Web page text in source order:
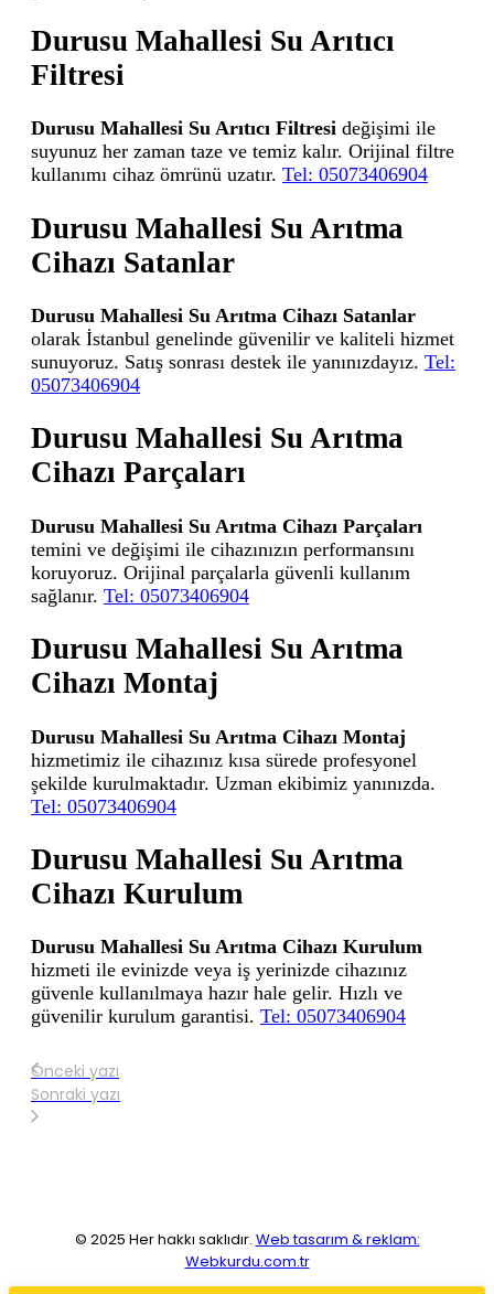
Durusu Mahallesi Su Arıtıcı
Filtresi
Durusu Mahallesi Su Arıtıcı Filtresi değişimi ile
suyunuz her zaman taze ve temiz kalır. Orijinal filtre
kullanımı cihaz ömrünü uzatır. Tel: 05073406904
Durusu Mahallesi Su Arıtma
Cihazı Satanlar
Durusu Mahallesi Su Arıtma Cihazı Satanlar
olarak İstanbul genelinde güvenilir ve kaliteli hizmet
sunuyoruz. Satış sonrası destek ile yanınızdayız. Tel:
05073406904
Durusu Mahallesi Su Arıtma
Cihazı Parçaları
Durusu Mahallesi Su Arıtma Cihazı Parçaları
temini ve değişimi ile cihazınızın performansını
koruyoruz. Orijinal parçalarla güvenli kullanım
sağlanır. Tel: 05073406904
Durusu Mahallesi Su Arıtma
Cihazı Montaj
Durusu Mahallesi Su Arıtma Cihazı Montaj
hizmetimiz ile cihazınız kısa sürede profesyonel
şekilde kurulmaktadır. Uzman ekibimiz yanınızda.
Tel: 05073406904
Durusu Mahallesi Su Arıtma
Cihazı Kurulum
Durusu Mahallesi Su Arıtma Cihazı Kurulum
hizmeti ile evinizde veya iş yerinizde cihazınız
güvenle kullanılmaya hazır hale gelir. Hızlı ve
güvenilir kurulum garantisi. Tel: 05073406904
Önceki yazı
Sonraki yazı
© 2025 Her hakkı saklıdır. Web tasarım & reklam:
Webkurdu.com.tr